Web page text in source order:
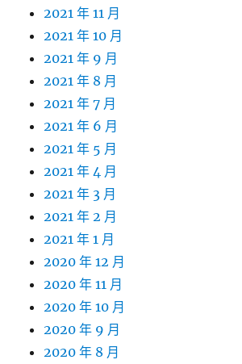
2021 年 11 月
2021 年 10 月
2021 年 9 月
2021 年 8 月
2021 年 7 月
2021 年 6 月
2021 年 5 月
2021 年 4 月
2021 年 3 月
2021 年 2 月
2021 年 1 月
2020 年 12 月
2020 年 11 月
2020 年 10 月
2020 年 9 月
2020 年 8 月